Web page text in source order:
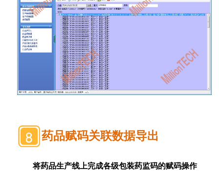
药品赋码关联数据导出
将药品生产线上完成各级包装药监码的赋码操作